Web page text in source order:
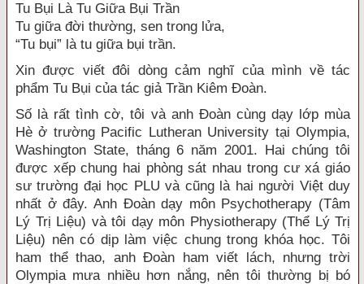
Tu Bụi Là Tu Giữa Bụi Trần
Tu giữa đời thường, sen trong lửa,
“Tu bụi” là tu giữa bụi trần.
Xin được viết đôi dòng cảm nghĩ của mình về tác
phẩm Tu Bụi của tác giả Trần Kiêm Đoàn.
Số là rất tình cờ, tôi và anh Đoàn cùng dạy lớp mùa
Hè ở trường Pacific Lutheran University tại Olympia,
Washington State, tháng 6 năm 2001. Hai chúng tôi
được xếp chung hai phòng sát nhau trong cư xá giáo
sư trường đại học PLU và cũng là hai người Việt duy
nhất ở đây. Anh Đoàn dạy môn Psychotherapy (Tâm
Lý Trị Liệu) và tôi dạy môn Physiotherapy (Thể Lý Trị
Liệu) nên có dịp làm việc chung trong khóa học. Tôi
ham thể thao, anh Đoàn ham viết lách, nhưng trời
Olympia mưa nhiều hơn nắng, nên tôi thường bị bó